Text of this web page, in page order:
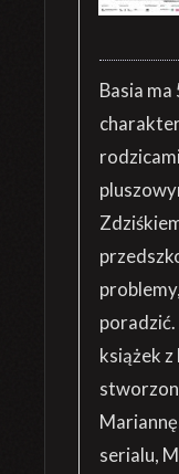
Basia
książek
serialu,